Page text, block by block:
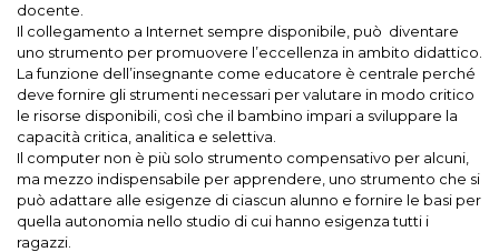
docente.
Il collegamento a Internet sempre disponibile, può diventare
uno strumento per promuovere l’eccellenza in ambito didattico.
La funzione dell’insegnante come educatore è centrale perché
deve fornire gli strumenti necessari per valutare in modo critico
le risorse disponibili, così che il bambino impari a sviluppare la
capacità critica, analitica e selettiva.
Il computer non è più solo strumento compensativo per alcuni,
ma mezzo indispensabile per apprendere, uno strumento che si
può adattare alle esigenze di ciascun alunno e fornire le basi per
quella autonomia nello studio di cui hanno esigenza tutti i
ragazzi.